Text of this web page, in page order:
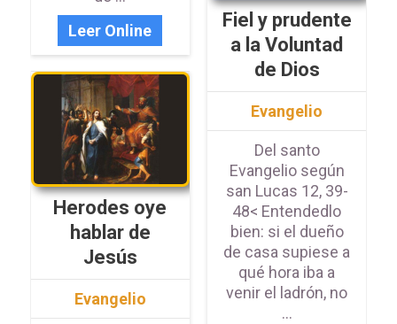
Leer Online
Fiel y prudente
a la Voluntad
de Dios
Evangelio
Del santo
Evangelio según
san Lucas 12, 39-
48< Entendedlo
bien: si el dueño
de casa supiese a
qué hora iba a
venir el ladrón, no
...
Herodes oye
hablar de
Jesús
Evangelio